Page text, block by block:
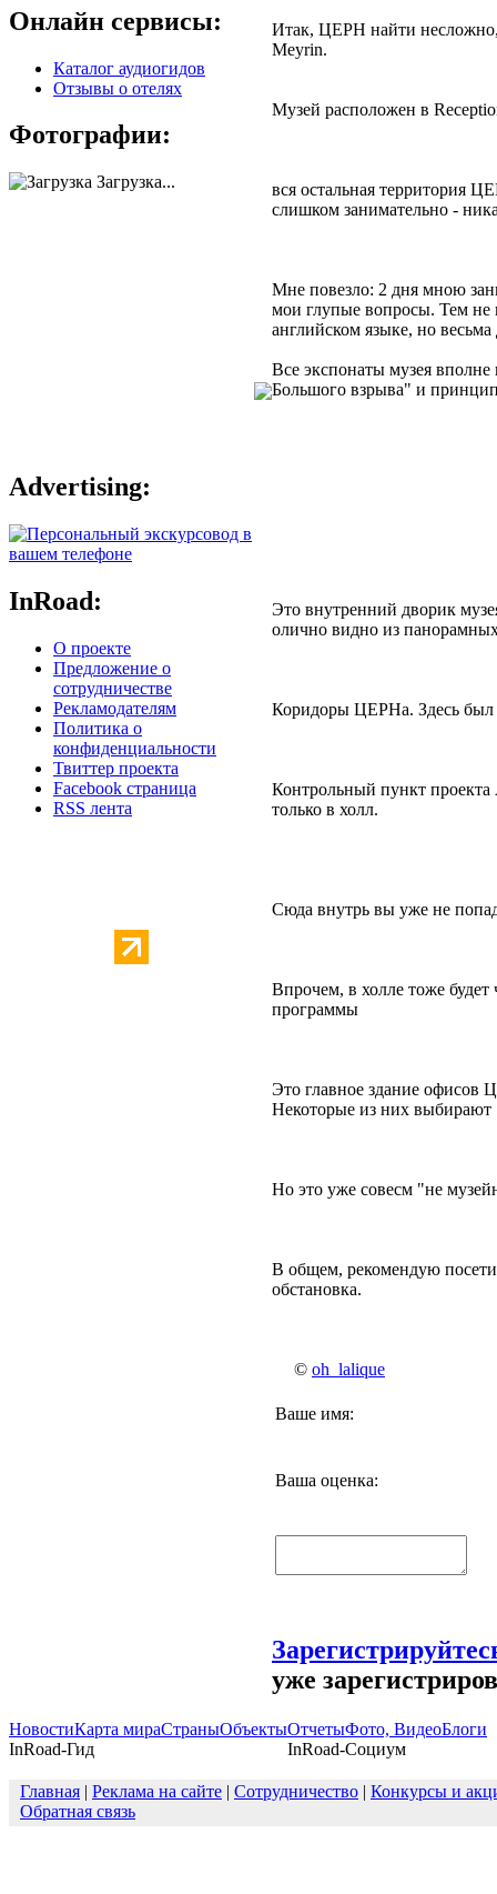
Онлайн сервисы:
Каталог аудиогидов
Отзывы о отелях
Фотографии:
Загрузка...
Advertising:
InRoad:
О проекте
Предложение о
сотрудничестве
Рекламодателям
Политика о
конфиденциальности
Твиттер проекта
Facebook страница
RSS лента
Итак, ЦЕРН найти несложно,
Meyrin.
Музей расположен в
вся остальная территория
слишком занимательно -
Мне повезло: 2 дня мною
мои глупые вопросы. Тем не
английском языке, но
Все экспонаты музея
Большого взрыва" и
Это внутренний дворик
олично видно из
Коридоры ЦЕРНа. Здесь был
Контрольный пункт
только в холл.
Сюда внутрь вы уже не
Впрочем, в холле тоже будет
программы
Это главное здание офисов
Некоторые из них выбирают
Но это уже совесм "не
В общем, рекомендую
обстановка.
© oh_lalique
Ваше имя:
Ваша оценка:
уже
НовостиКарта мираСтраныОбъектыОтчетыФото, ВидеоБлоги
InRoad-Гид
InRoad-Социум
Главная | Реклама на сайте | Сотрудничество | Конкурсы и
Обратная связь